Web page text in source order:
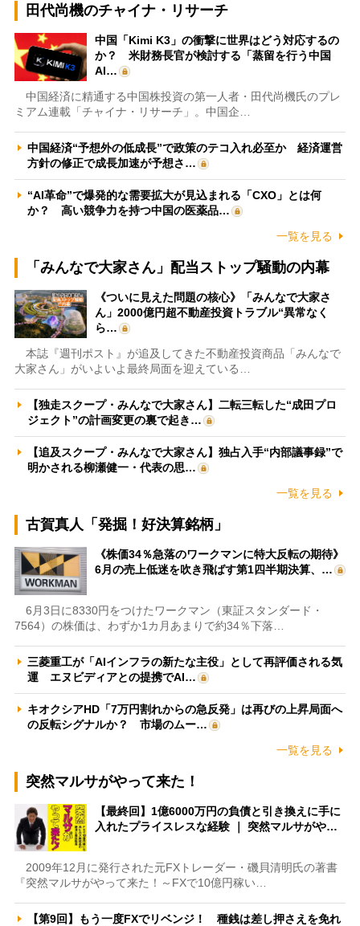
田代尚機のチャイナ・リサーチ
中国「Kimi K3」の衝撃に世界はどう対応するの
か？ 米財務長官が検討する「蒸留を行う中国
AI…
中国経済に精通する中国株投資の第一人者・田代尚機氏のプレ
ミアム連載「チャイナ・リサーチ」。中国企…
中国経済“予想外の低成長”で政策のテコ入れ必至か 経済運営
方針の修正で成長加速が予想さ…
“AI革命”で爆発的な需要拡大が見込まれる「CXO」とは何
か？ 高い競争力を持つ中国の医薬品…
一覧を見る
「みんなで大家さん」配当ストップ騒動の内幕
《ついに見えた問題の核心》「みんなで大家さ
ん」2000億円超不動産投資トラブル“異常なく
ら…
本誌『週刊ポスト』が追及してきた不動産投資商品「みんなで
大家さん」がいよいよ最終局面を迎えている…
【独走スクープ・みんなで大家さん】二転三転した“成田プロ
ジェクト”の計画変更の裏で起き…
【追及スクープ・みんなで大家さん】独占入手“内部議事録”で
明かされる柳瀬健一・代表の思…
一覧を見る
古賀真人「発掘！好決算銘柄」
《株価34％急落のワークマンに特大反転の期待》
6月の売上低迷を吹き飛ばす第1四半期決算、…
6月3日に8330円をつけたワークマン（東証スタンダード・
7564）の株価は、わずか1カ月あまりで約34％下落…
三菱重工が「AIインフラの新たな主役」として再評価される気
運 エヌビディアとの提携でAI…
キオクシアHD「7万円割れからの急反発」は再びの上昇局面へ
の反転シグナルか？ 市場のムー…
一覧を見る
突然マルサがやって来た！
【最終回】1億6000万円の負債と引き換えに手に
入れたプライスレスな経験 ｜ 突然マルサがや…
2009年12月に発行された元FXトレーダー・磯貝清明氏の著書
『突然マルサがやって来た！～FXで10億円稼い…
【第9回】もう一度FXでリベンジ！ 種銭は差し押さえを免れ